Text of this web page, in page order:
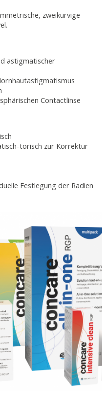
zweikurvige
astigmatischer
Contactlinse
torisch zur Korrektur
Festlegung der Radien